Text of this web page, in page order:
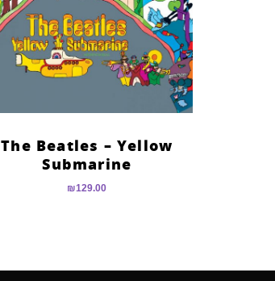
The Beatles – Yellow
Submarine
₪129.00